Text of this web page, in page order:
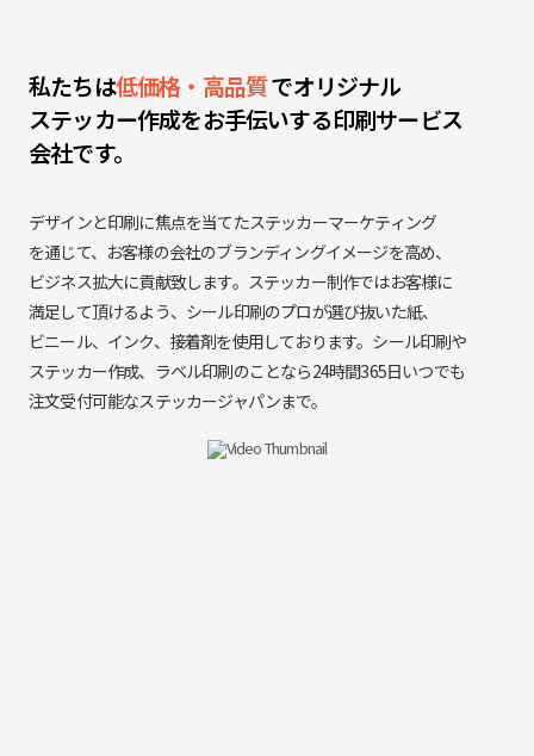
私たちは低価格・ 高品質でオリジナル
ステッカー作成をお手伝いする印刷サービス
会社です。
デザインと印刷に焦点を当てたステッカーマーケティング
を通じて、 お客様の会社のブランディングイメージを高め、
ビジネス拡大に貢献致します。 ステッカー制作ではお客様に
満足して頂けるよう、 シール印刷のプロが選び抜いた紙、
ビニール、 インク、 接着剤を使用しております。 シール印刷や
ステッカー作成、 ラベル印刷のことなら24時間365日いつでも
注文受付可能なステッカージャパンまで。